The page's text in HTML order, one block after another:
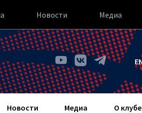
Новости Медиа
Новости Медиа О клубе